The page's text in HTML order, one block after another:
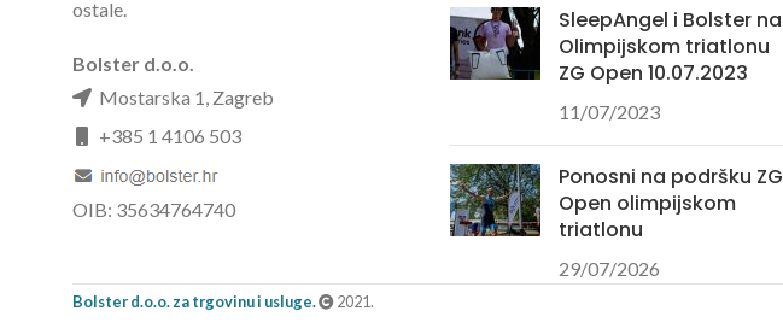
ostale.
Bolster d.o.o.
Mostarska 1, Zagreb
+385 1 4106 503
OIB: 35634764740
SleepAngel i Bolster na
Olimpijskom triatlonu
ZG Open 10.07.2023
11/07/2023
Ponosni na podršku ZG
Open olimpijskom
triatlonu
29/07/2026
Bolster d.o.o. za trgovinu i usluge. 2021.